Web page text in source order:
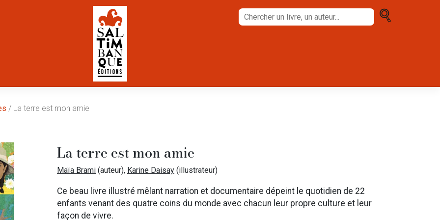
Chercher
un
/ La terre est mon amie
La terre est mon amie
Maïa Brami (auteur), Karine Daisay (illustrateur)
Ce beau livre illustré mêlant narration et documentaire dépeint le quotidien de 22
enfants venant des quatre coins du monde avec chacun leur propre culture et leur
façon de vivre.